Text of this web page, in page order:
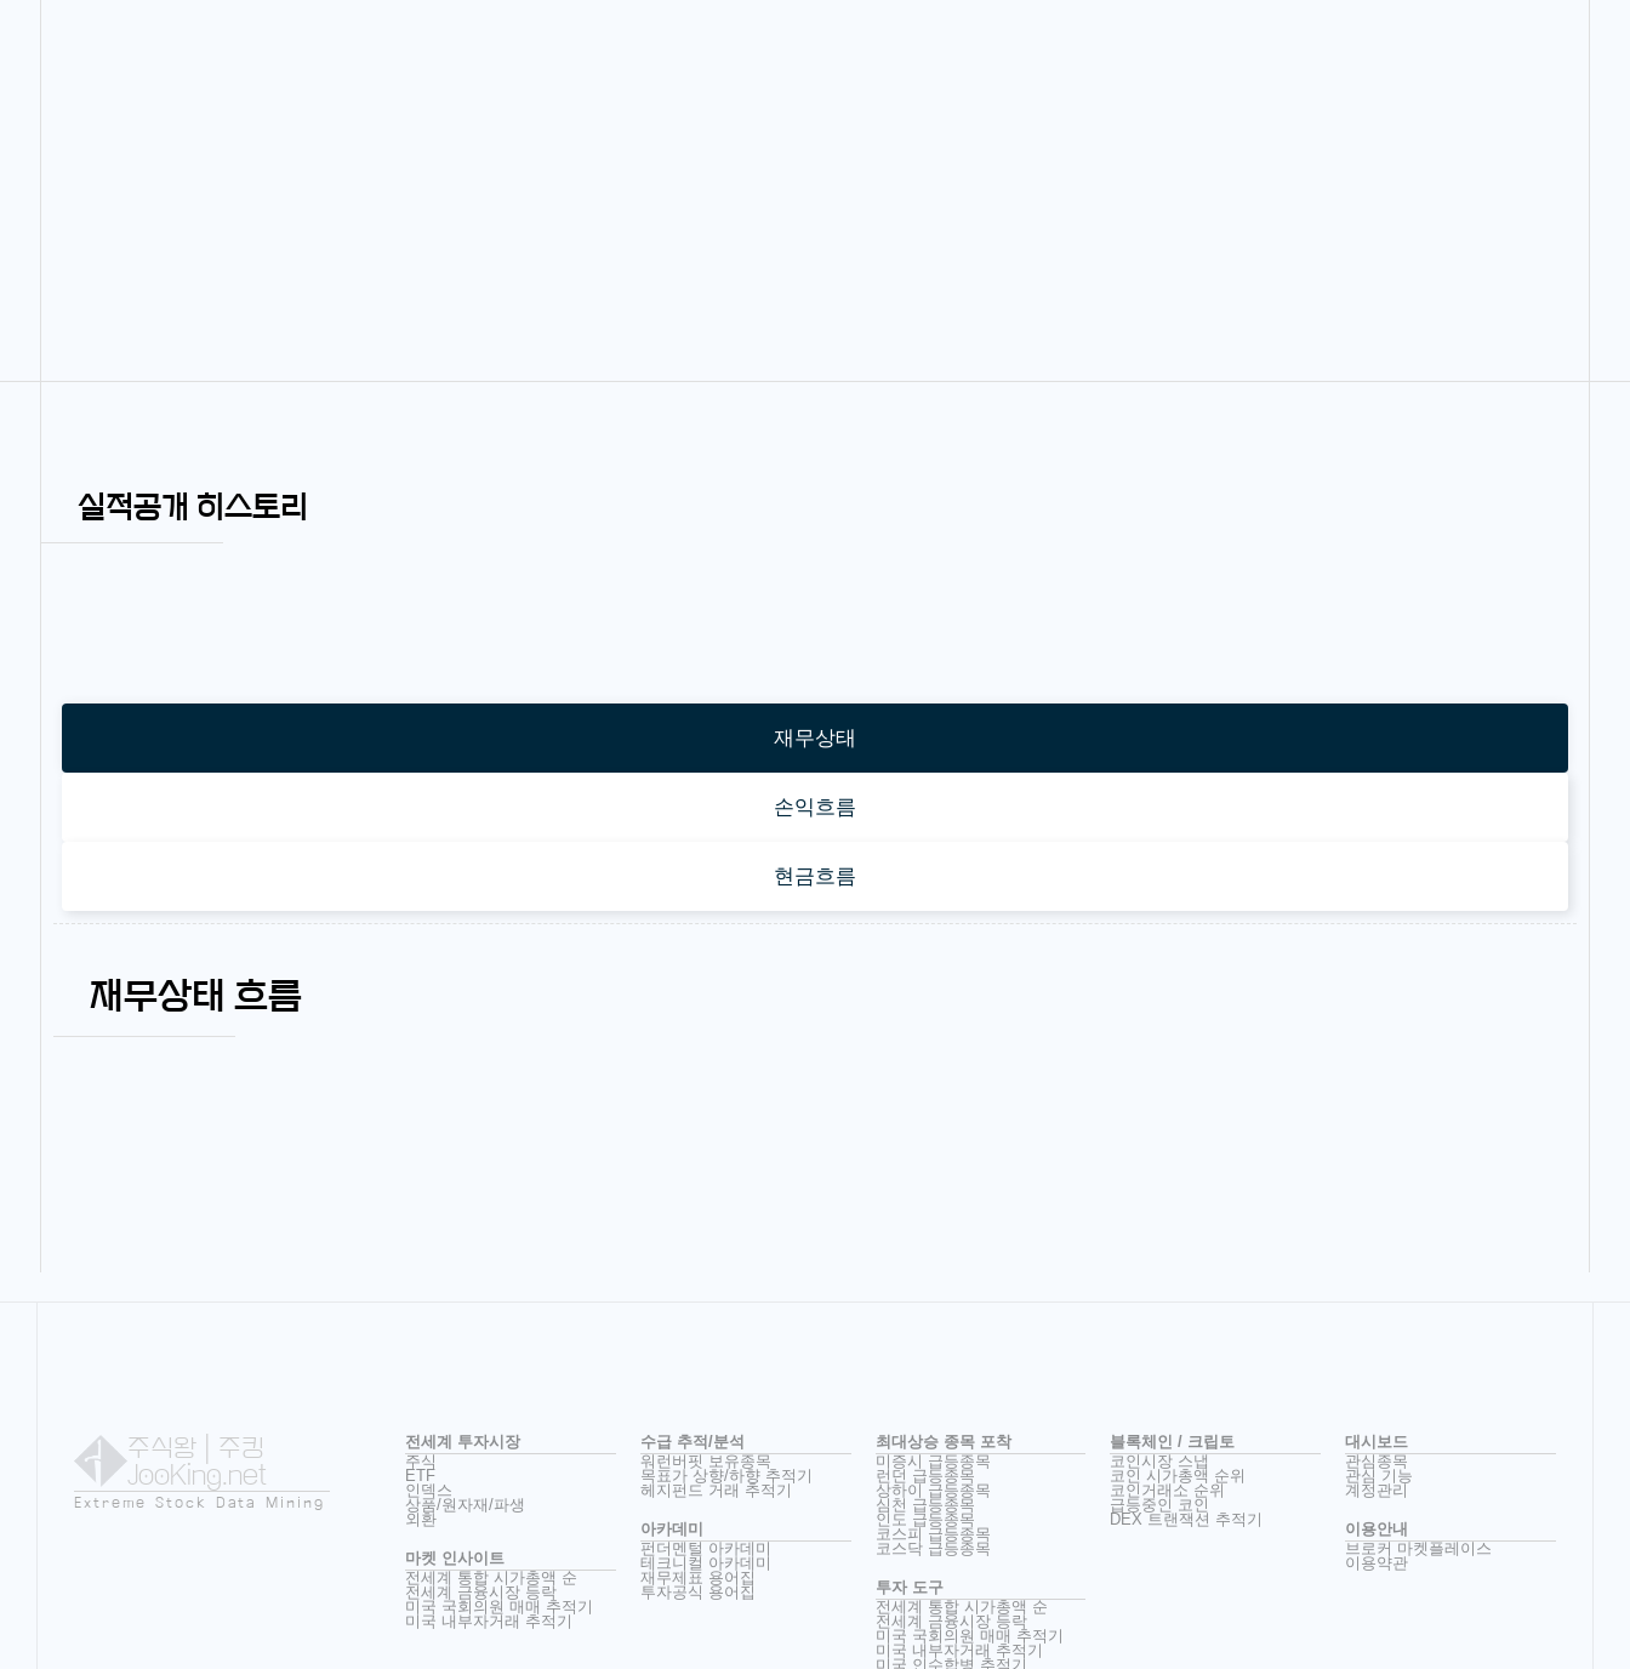
실적공개 히스토리
재무상태
손익흐름
현금흐름
재무상태 흐름
주식왕 | 주킹
JooKing.net
Extreme Stock Data Mining
전세계 투자시장
주식
ETF
인덱스
상품/원자재/파생
외환
마켓 인사이트
전세계 통합 시가총액 순
전세계 금융시장 등락
미국 국회의원 매매 추적기
미국 내부자거래 추적기
수급 추적/분석
워런버핏 보유종목
목표가 상향/하향 추적기
헤지펀드 거래 추적기
아카데미
펀더멘털 아카데미
테크니컬 아카데미
재무제표 용어집
투자공식 용어집
최대상승 종목 포착
미증시 급등종목
런던 급등종목
상하이 급등종목
심천 급등종목
인도 급등종목
코스피 급등종목
코스닥 급등종목
투자 도구
전세계 통합 시가총액 순
전세계 금융시장 등락
미국 국회의원 매매 추적기
미국 내부자거래 추적기
미국 인수합병 추적기
블록체인 / 크립토
코인시장 스냅
코인 시가총액 순위
코인거래소 순위
급등중인 코인
DEX 트랜잭션 추적기
대시보드
관심종목
관심 기능
계정관리
이용안내
브로커 마켓플레이스
이용약관